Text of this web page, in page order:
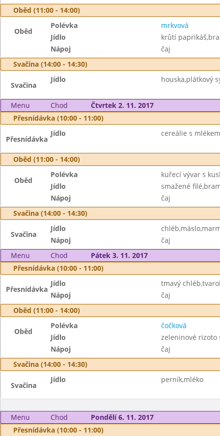
Oběd (11:00 - 14:00)
Oběd
Polévka
mrkvová
Jídlo
krůtí
Nápoj
čaj
Svačina (14:00 - 14:30)
Svačina
Jídlo houska,plátkový
Menu Chod
Čtvrtek 2. 11. 2017
Přesnídávka (10:00 - 11:00)
Přesnídávka
Jídlo cereálie s mlékem
Oběd (11:00 - 14:00)
Oběd
Polévka
kuřecí vývar s
Jídlo
smažené
Nápoj
čaj
Svačina (14:00 - 14:30)
Svačina
Jídlo
Nápoj
čaj
Menu
Chod
Pátek 3. 11. 2017
Přesnídávka (10:00 - 11:00)
Přesnídávka
Jídlo
tmavý
Nápoj
čaj
Oběd (11:00 - 14:00)
Oběd
Polévka
čočková
Jídlo
zeleninové rizoto
Nápoj
čaj
Svačina (14:00 - 14:30)
Svačina
Jídlo perník,mléko
Menu Chod
Pondělí 6. 11. 2017
Přesnídávka (10:00 - 11:00)